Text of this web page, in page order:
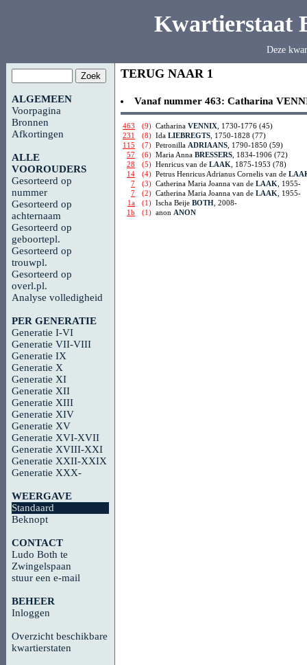
Kwartierstaat
Deze
ALGEMEEN
Voorpagina
Bronnen
Afkortingen
ALLE
VOOROUDERS
Gesorteerd op
nummer
Gesorteerd op
achternaam
Gesorteerd op
geboortepl.
Gesorteerd op
trouwpl.
Gesorteerd op
overl.pl.
Analyse volledigheid
PER GENERATIE
Generatie I-VI
Generatie VII-VIII
Generatie IX
Generatie X
Generatie XI
Generatie XII
Generatie XIII
Generatie XIV
Generatie XV
Generatie XVI-XVII
Generatie XVIII-XXI
Generatie XXII-XXIX
Generatie XXX-
WEERGAVE
Standaard
Beknopt
CONTACT
Ludo Both te
Zwingelspaan
stuur een e-mail
BEHEER
Inloggen
Overzicht beschikbare
kwartierstaten
TERUG NAAR 1
Vanaf nummer 463: Catharina
463 (9) Catharina VENNIX , 1730-1776 (45)
231
(8) Ida LIEBREGTS , 1750-1828 (77)
115
(7) Petronilla ADRIAANS , 1790-1850 (59)
57
(6) Maria Anna BRESSERS , 1834-1906 (72)
28
(5) Henricus van de LAAK , 1875-1953 (78)
14
(4) Petrus Henricus Adrianus Cornelis van de
7
(3) Catherina Maria Joanna van de LAAK , 1955-
7
(2) Catherina Maria Joanna van de LAAK , 1955-
1a
(1) Ischa Beije BOTH , 2008-
1b
(1) anon ANON